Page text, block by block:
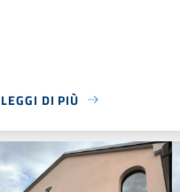
LEGGI DI PIÙ